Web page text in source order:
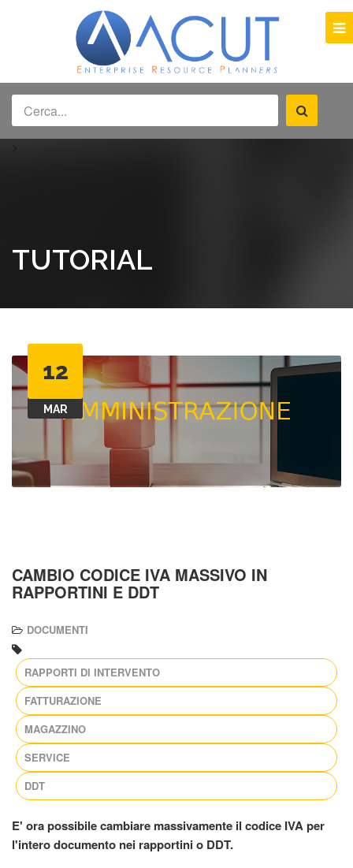
>
TUTORIAL
12
MAR
CAMBIO CODICE IVA MASSIVO IN
RAPPORTINI E DDT
DOCUMENTI
RAPPORTI DI INTERVENTO
FATTURAZIONE
MAGAZZINO
SERVICE
DDT
E' ora possibile cambiare massivamente il codice IVA per
l'intero documento nei rapportini o DDT.